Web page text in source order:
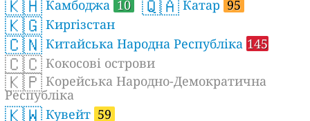
🇰🇭 Камбоджа 10 🇶🇦 Катар 95
🇰🇬 Киргізстан
🇨🇳 Китайська Народна Республіка 145
🇨🇨 Кокосові острови
🇰🇵 Корейська Народно-Демократична
Республіка
🇰🇼 Кувейт 59